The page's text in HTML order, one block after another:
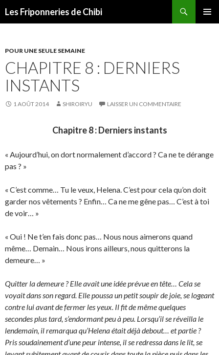
Les Friponneries de Chibi
POUR UNE SEULE SEMAINE
CHAPITRE 8 : DERNIERS
INSTANTS
1 AOÛT 2014 SHIROIRYU LAISSER UN COMMENTAIRE
Chapitre 8 : Derniers instants
« Aujourd’hui, on dort normalement d’accord ? Ca ne te dérange
pas ? »
« C’est comme… Tu le veux, Helena. C’est pour cela qu’on doit
garder nos vêtements ? Enfin… Ca ne me gêne pas… C’est à toi
de voir… »
« Oui ! Ne t’en fais donc pas… Nous nous aimerons quand
même… Demain… Nous irons ailleurs, nous quitterons la
demeure… »
Quitter la demeure ? Elle avait une idée prévue en tête… Cela se
voyait dans son regard. Elle poussa un petit soupir de joie, se logeant
contre lui avant de fermer les yeux. Il fit de même quelques
secondes plus tard, s’endormant peu à peu. Lorsqu’il se réveilla le
lendemain, il remarqua qu’Helena était déjà debout… et partie ?
Pris soudainement d’une peur intense, il se redressa dans le lit, se